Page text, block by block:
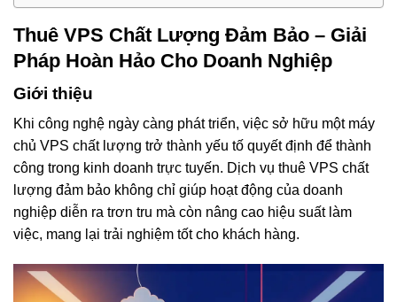
Thuê VPS Chất Lượng Đảm Bảo – Giải
Pháp Hoàn Hảo Cho Doanh Nghiệp
Giới thiệu
Khi công nghệ ngày càng phát triển, việc sở hữu một máy
chủ VPS chất lượng trở thành yếu tố quyết định để thành
công trong kinh doanh trực tuyến. Dịch vụ thuê VPS chất
lượng đảm bảo không chỉ giúp hoạt động của doanh
nghiệp diễn ra trơn tru mà còn nâng cao hiệu suất làm
việc, mang lại trải nghiệm tốt cho khách hàng.